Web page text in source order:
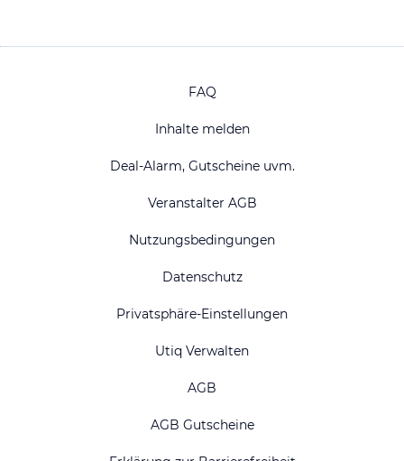
FAQ
Inhalte melden
Deal-Alarm, Gutscheine uvm.
Veranstalter AGB
Nutzungsbedingungen
Datenschutz
Privatsphäre-Einstellungen
Utiq Verwalten
AGB
AGB Gutscheine